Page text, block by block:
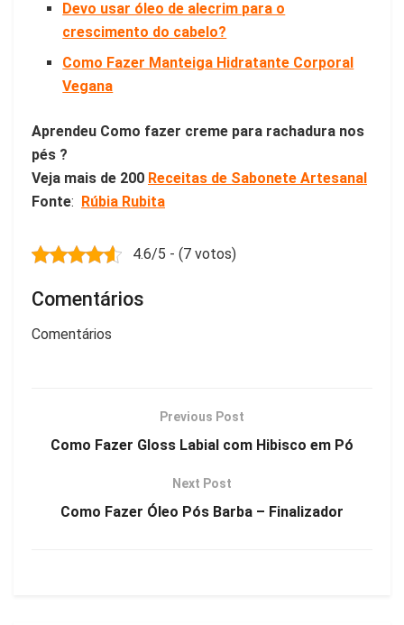
Devo usar óleo de alecrim para o
crescimento do cabelo?
Como Fazer Manteiga Hidratante Corporal
Vegana
Aprendeu Como fazer creme para rachadura nos
pés ?
Veja mais de 200 Receitas de Sabonete Artesanal
Fonte: Rúbia Rubita
4.6/5 - (7 votos)
Comentários
Comentários
Previous Post
Como Fazer Gloss Labial com Hibisco em Pó
Next Post
Como Fazer Óleo Pós Barba – Finalizador